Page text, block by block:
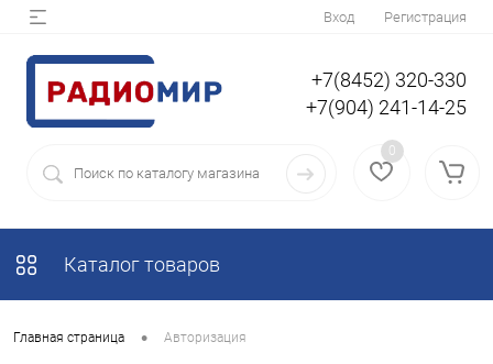
Вход Регистрация
+7(8452) 320-330
+7(904) 241-14-25
0
Каталог товаров
Главная страница • Авторизация